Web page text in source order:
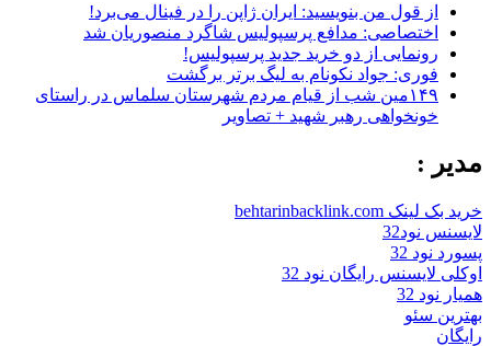
از قول من بنویسید: ایران ژاپن را در فینال می‌برد!
اختصاصی: مدافع پرسپولیس شاگرد منصوریان شد
رونمایی از دو خرید جدید پرسپولیس!
فوری: جواد نکونام به لیگ برتر برگشت
۱۴۹مین شب از قیام مردم شهرستان سلماس در راستای
خونخواهی رهبر شهید + تصاویر
مدیر :
خرید بک لینک behtarinbacklink.com
لایسنس نود32
پسورد نود 32
اوکلی لایسنس رایگان نود 32
همیار نود 32
بهترین سئو
رایگان